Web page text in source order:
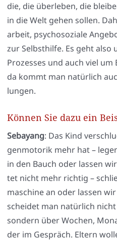
die, die über­le­ben, die
in die Welt gehen sol­len.
ar­beit, psy­cho­so­zia­le
zur Selbst­hil­fe. Es geht also
Pro­zes­ses und auch viel
da kommt man natür­lich
lun­gen.
Können Sie dazu ein
Seba­yang: Das Kind
gen­mo­to­rik mehr hat –
in den Bauch oder las­sen
tet nicht mehr rich­tig –
ma­schi­ne an oder las­sen
schei­det man natür­lich
son­dern über Wochen,
der im Gespräch. Eltern